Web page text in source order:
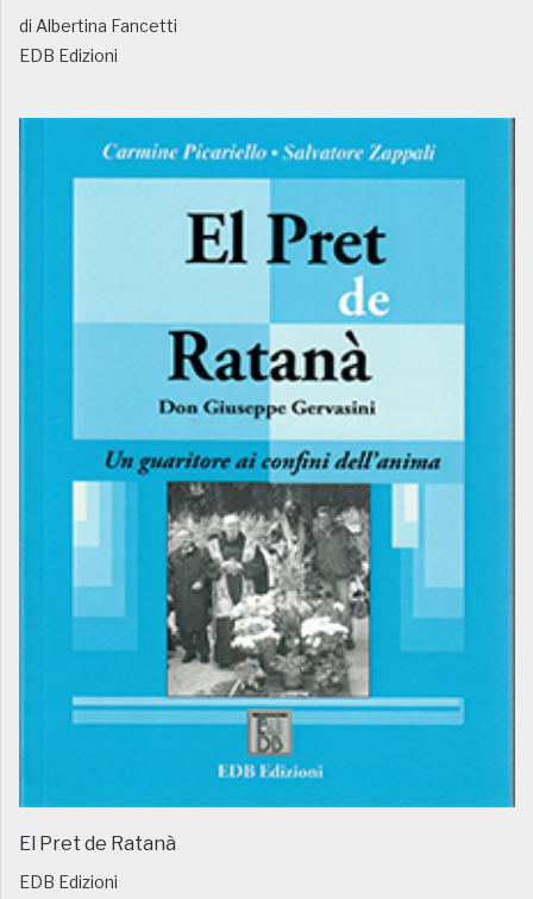
di Albertina Fancetti
EDB Edizioni
El Pret de Ratanà
EDB Edizioni